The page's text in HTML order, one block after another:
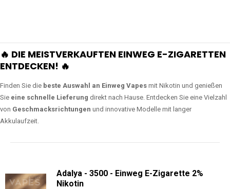
🔥 DIE MEISTVERKAUFTEN EINWEG E-ZIGARETTEN
ENTDECKEN! 🔥
Finden Sie die beste Auswahl an Einweg Vapes mit Nikotin und genießen
Sie eine schnelle Lieferung direkt nach Hause. Entdecken Sie eine Vielzahl
von Geschmacksrichtungen und innovative Modelle mit langer
Akkulaufzeit.
Adalya - 3500 - Einweg E-Zigarette 2%
Nikotin